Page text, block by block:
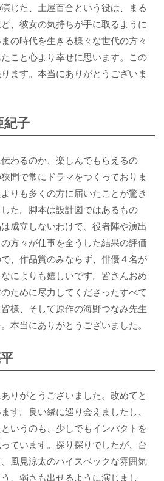
じた、土屋百合という役は、まる
、彼女の気持ちが手に取るように
の時代を生きる様々な世代の方々
こと心より幸せに思います。この
ます。本当にありがとうございま
紀子
わるのか、楽しんでもらえるの
間で常にドラマをつくっておりま
りも多くの方に届いたことが驚き
た。脚本は設計図ではあるもの
成立しないわけで、役者陣や演出
方々が仕事を全うした結果の評価
、作品賞のみならず、俳優４名が
によりも嬉しいです。皆さんおめ
ために尽力してくださったすべて
様、そして原作の海野つなみ先生
本当にありがとうございました。
りがとうございました。改めてと
す。良い縁に巡り会えましたし、
いうのも、少しでもインパクトを
ています。探り探りでしたが、台
風見涼太のハイスペックな雰囲気
、弱さも出せるように演じまし